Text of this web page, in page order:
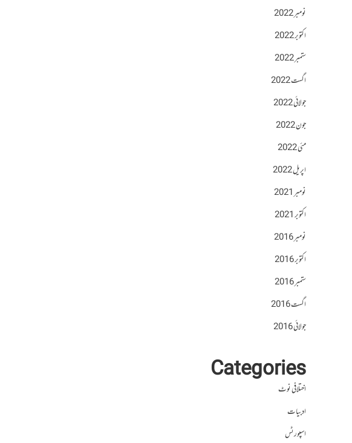
نومبر 2022
اکتوبر 2022
ستمبر 2022
اگست 2022
جولائی 2022
جون 2022
مئی 2022
اپریل 2022
نومبر 2021
اکتوبر 2021
نومبر 2016
اکتوبر 2016
ستمبر 2016
اگست 2016
جولائی 2016
Categories
اختلافی نوٹ
ادبیات
اسپورٹس